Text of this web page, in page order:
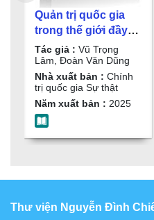
Quản trị quốc gia
trong thế giới đầy
biến động : Sách
chuyên khảo / Vũ
Trọng Lâm, Đoàn
Văn Dũng
Tác giả : Vũ Trọng
Lâm, Đoàn Văn Dũng
Nhà xuất bản : Chính
trị quốc gia Sự thật
Năm xuất bản : 2025
Thư viện Nguyễn Đình